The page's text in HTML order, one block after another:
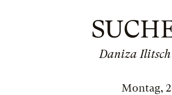
Daniza
Montag,